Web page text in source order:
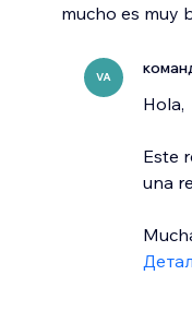
mucho es muy
VA
Hola,
Este
una